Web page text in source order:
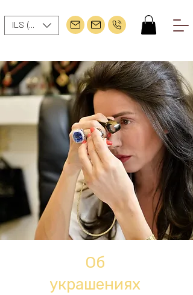
ILS (₪)
Об
украшениях